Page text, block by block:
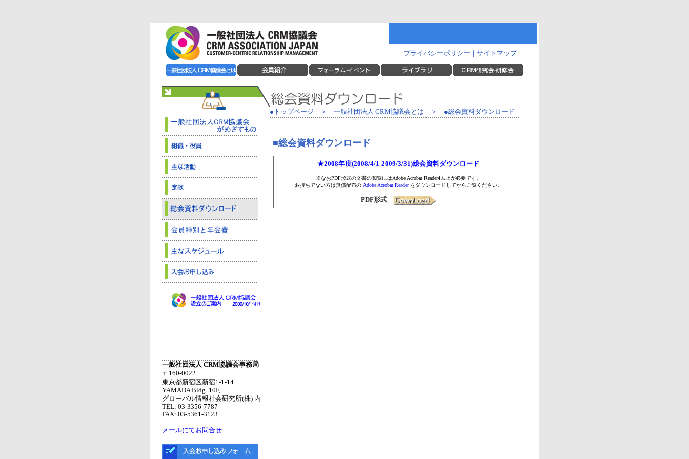
プライバシーポリシー サイトマップ
一般社団法人 CRM協議会事務局
〒160-0022
東京都新宿区新宿1-1-14
YAMADA Bldg. 10F,
グローバル情報社会研究所(株) 内
TEL: 03-3356-7787
FAX: 03-5361-3123
メールにてお問合せ
●トップページ ＞ 一般社団法人 CRM協議会とは ＞ ●総会資料ダウンロード
■総会資料ダウンロード
★2008年度(2008/4/1-2009/3/31)総会資料ダウンロード
※なおPDF形式の文書の閲覧にはAdobe Acrobat Reader4以上が必要です。
お持ちでない方は無償配布のAdobe Acrobat Readerをダウンロードしてからご覧ください。
PDF形式